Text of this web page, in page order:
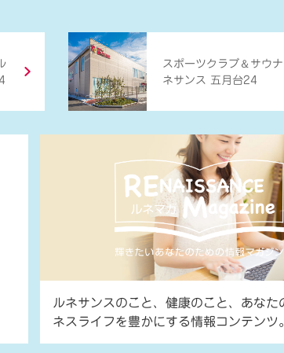
スポーツクラブ ＆ サウ
ネサンス 五月台24
ルネサンスのこと、健康のこと、あなた
ネスライフを豊かにする情報コンテンツ。